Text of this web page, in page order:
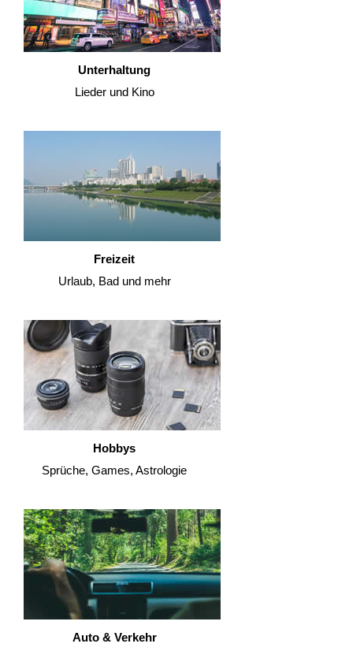
Unterhaltung
Lieder und Kino
Freizeit
Urlaub, Bad und mehr
Hobbys
Sprüche, Games, Astrologie
Auto & Verkehr